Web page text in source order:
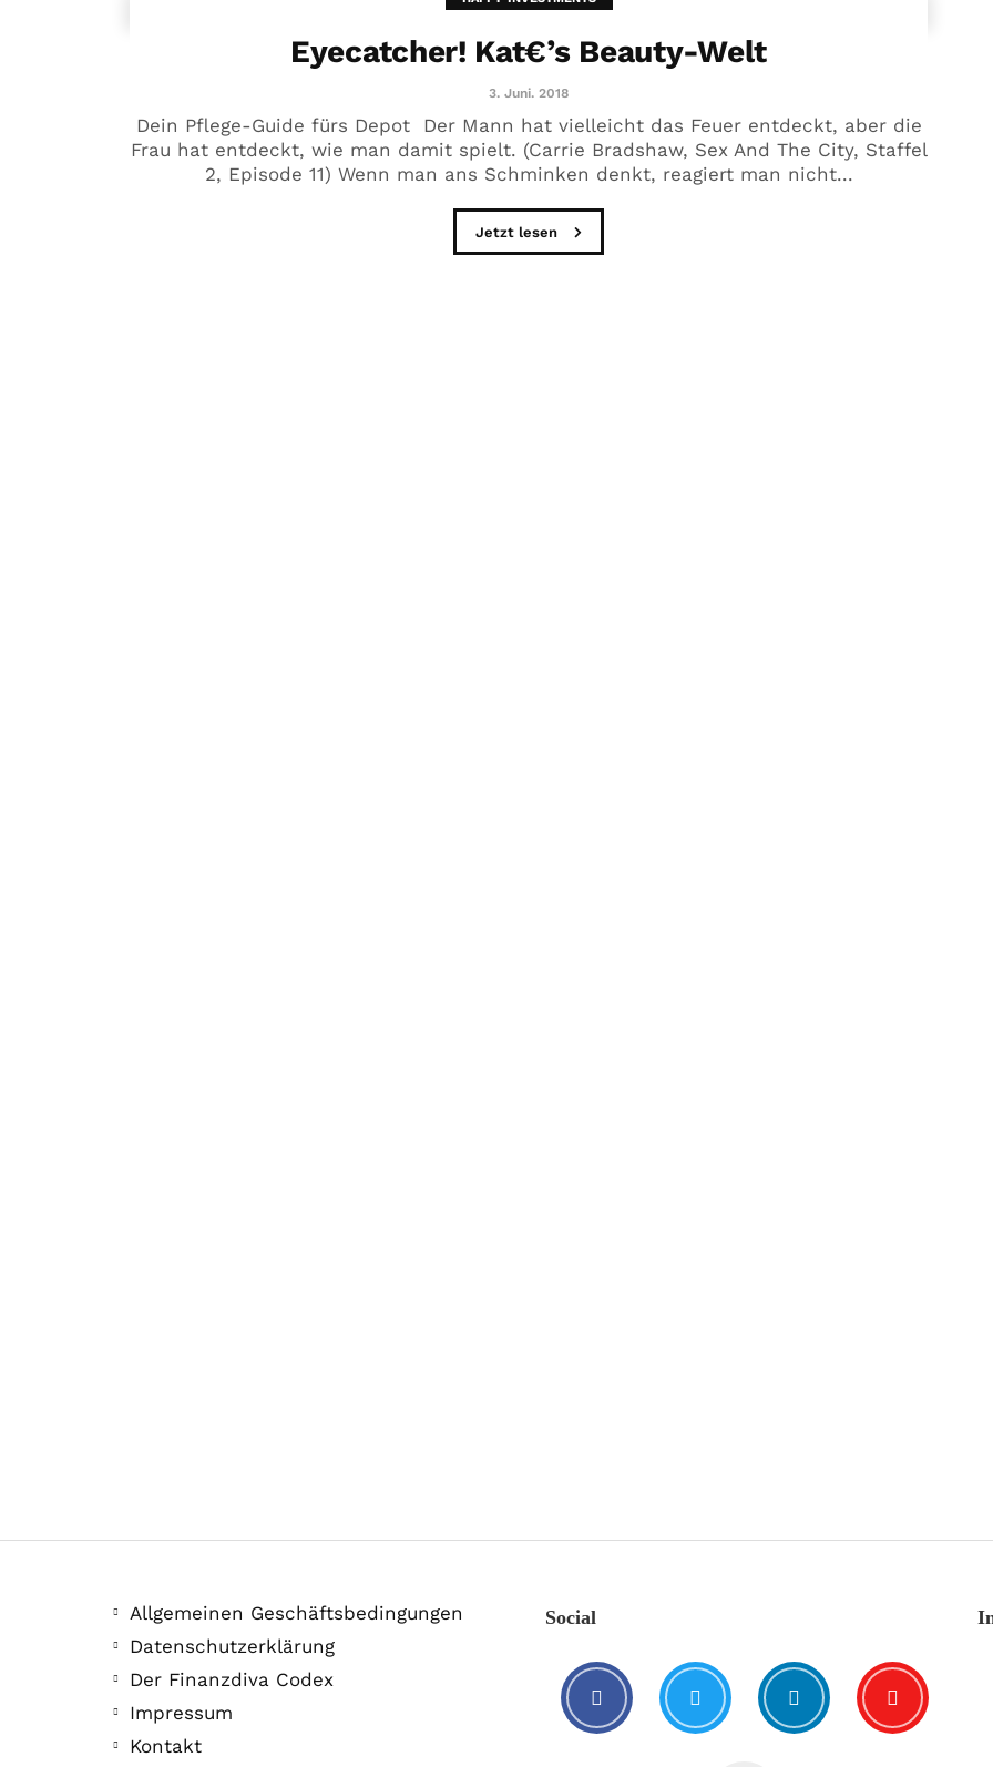
Eyecatcher! Kat€’s Beauty-Welt
3. Juni. 2018
Dein Pflege-Guide fürs Depot Der Mann hat vielleicht das Feuer entdeckt, aber die
Frau hat entdeckt, wie man damit spielt. (Carrie Bradshaw, Sex And The City, Staffel
2, Episode 11) Wenn man ans Schminken denkt, reagiert man nicht...
Jetzt lesen
Allgemeinen Geschäftsbedingungen
Datenschutzerklärung
Der Finanzdiva Codex
Impressum
Kontakt
Social